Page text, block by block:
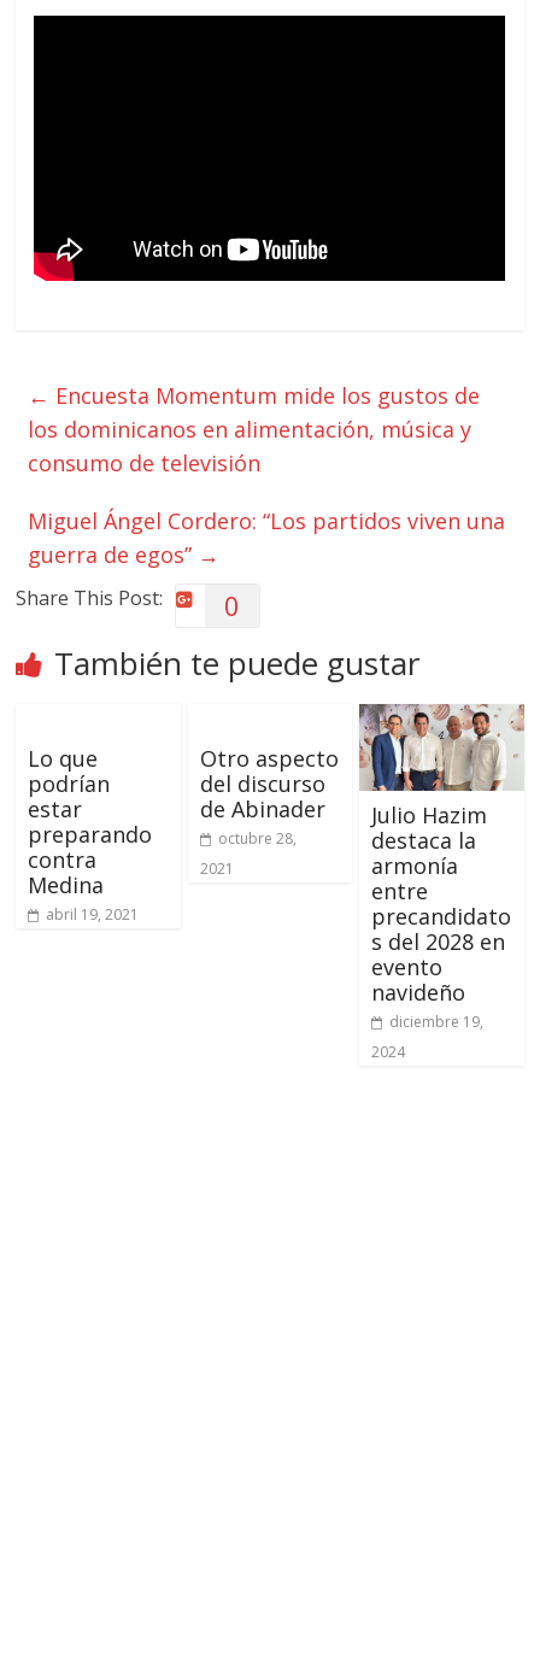
← Encuesta Momentum mide los gustos de
los dominicanos en alimentación, música y
consumo de televisión
Miguel Ángel Cordero: “Los partidos viven una
guerra de egos” →
Share This Post: 0
También te puede gustar
Lo que
podrían
estar
preparando
contra
Medina
abril 19, 2021
Otro aspecto
del discurso
de Abinader
octubre 28,
2021
Julio Hazim
destaca la
armonía
entre
precandidato
s del 2028 en
evento
navideño
diciembre 19,
2024